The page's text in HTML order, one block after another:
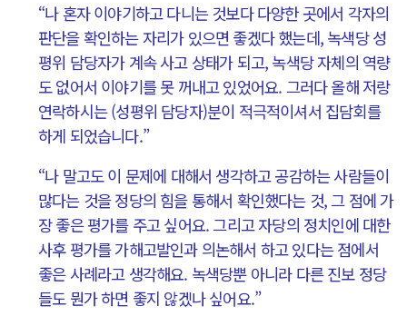
“나 혼자 이야기하고 다니는 것보다 다양한 곳에서 각자의
판단을 확인하는 자리가 있으면 좋겠다 했는데, 녹색당 성
평위 담당자가 계속 사고 상태가 되고, 녹색당 자체의 역량
도 없어서 이야기를 못 꺼내고 있었어요. 그러다 올해 저랑
연락하시는 (성평위 담당자)분이 적극적이셔서 집담회를
하게 되었습니다.”
“나 말고도 이 문제에 대해서 생각하고 공감하는 사람들이
많다는 것을 정당의 힘을 통해서 확인했다는 것, 그 점에 가
장 좋은 평가를 주고 싶어요. 그리고 자당의 정치인에 대한
사후 평가를 가해고발인과 의논해서 하고 있다는 점에서
좋은 사례라고 생각해요. 녹색당뿐 아니라 다른 진보 정당
들도 뭔가 하면 좋지 않겠나 싶어요.”